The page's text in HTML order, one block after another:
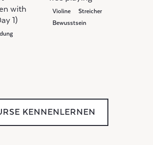
with
1)
Violine
Streicher
Bewusstsein
KENNENLERNEN